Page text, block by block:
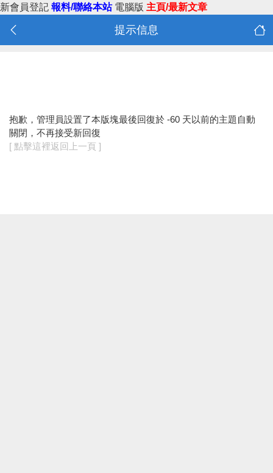
新會員登記 報料/聯絡本站 電腦版 主頁/最新文章
提示信息
抱歉，管理員設置了本版塊最後回復於 -60 天以前的主題自動
關閉，不再接受新回復
[ 點擊這裡返回上一頁 ]